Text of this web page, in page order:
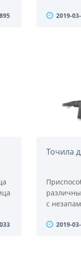
сортов
может
2019-
Точила
с
2019-